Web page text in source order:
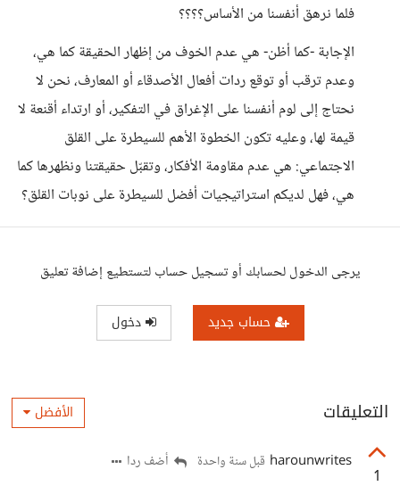
فلما نرهق أنفسنا من الأساس؟؟؟؟
الإجابة -كما أظن- هي عدم الخوف من إظهار الحقيقة كما هي،
وعدم ترقب أو توقع ردات أفعال الأصدقاء أو المعارف، نحن لا
نحتاج إلى لوم أنفسنا على الإغراق في التفكير، أو ارتداء أقنعة لا
قيمة لها، وعليه تكون الخطوة الأهم للسيطرة على القلق
الاجتماعي: هي عدم مقاومة الأفكار، وتقبّل حقيقتنا ونظهرها كما
هي، فهل لديكم استراتيجيات أفضل للسيطرة على نوبات القلق؟
يرجى الدخول لحسابك أو تسجيل حساب لتستطيع إضافة تعليق
حساب جديد دخول
التعليقات الأفضل
1
harounwrites قبل سنة واحدة أضف ردا